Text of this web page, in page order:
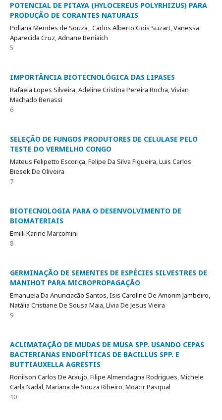
POTENCIAL DE PITAYA (HYLOCEREUS POLYRHIZUS) PARA
PRODUÇÃO DE CORANTES NATURAIS
Poliana Mendes de Souza , Carlos Alberto Gois Suzart, Vanessa
Aparecida Cruz, Adnane Beniaich
5
IMPORTÂNCIA BIOTECNOLÓGICA DAS LIPASES
Rafaela Lopes Silveira, Adeline Cristina Pereira Rocha, Vivian
Machado Benassi
6
SELEÇÃO DE FUNGOS PRODUTORES DE CELULASE PELO
TESTE DO VERMELHO CONGO
Mateus Felipetto Escoriça, Felipe Da Silva Figueira, Luis Carlos
Biesek De Oliveira
7
BIOTECNOLOGIA PARA O DESENVOLVIMENTO DE
BIOMATERIAIS
Emilli Karine Marcomini
8
GERMINAÇÃO DE SEMENTES DE ESPÉCIES SILVESTRES DE
MANIHOT PARA MICROPROPAGAÇÃO
Emanuela Da Anunciacão Santos, Isis Caroline De Amorim Jambeiro,
Natália Cristiane De Sousa Maia, Lívia De Jesus Vieira
9
ACLIMATAÇÃO DE MUDAS DE MUSA SPP. USANDO CEPAS
BACTERIANAS ENDOFÍTICAS DE BACILLUS SPP. E
BUTTIAUXELLA AGRESTIS
Ronilson Carlos De Araujo, Filipe Almendagna Rodrigues, Michele
Carla Nadal, Mariana de Souza Ribeiro, Moacir Pasqual
10